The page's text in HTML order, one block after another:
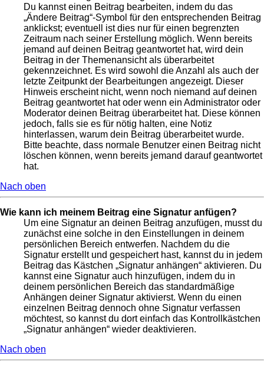
Du kannst einen Beitrag bearbeiten, indem du das
„Ändere Beitrag“-Symbol für den entsprechenden Beitrag
anklickst; eventuell ist dies nur für einen begrenzten
Zeitraum nach seiner Erstellung möglich. Wenn bereits
jemand auf deinen Beitrag geantwortet hat, wird dein
Beitrag in der Themenansicht als überarbeitet
gekennzeichnet. Es wird sowohl die Anzahl als auch der
letzte Zeitpunkt der Bearbeitungen angezeigt. Dieser
Hinweis erscheint nicht, wenn noch niemand auf deinen
Beitrag geantwortet hat oder wenn ein Administrator oder
Moderator deinen Beitrag überarbeitet hat. Diese können
jedoch, falls sie es für nötig halten, eine Notiz
hinterlassen, warum dein Beitrag überarbeitet wurde.
Bitte beachte, dass normale Benutzer einen Beitrag nicht
löschen können, wenn bereits jemand darauf geantwortet
hat.
Nach oben
Wie kann ich meinem Beitrag eine Signatur anfügen?
Um eine Signatur an deinen Beitrag anzufügen, musst du
zunächst eine solche in den Einstellungen in deinem
persönlichen Bereich entwerfen. Nachdem du die
Signatur erstellt und gespeichert hast, kannst du in jedem
Beitrag das Kästchen „Signatur anhängen“ aktivieren. Du
kannst eine Signatur auch hinzufügen, indem du in
deinem persönlichen Bereich das standardmäßige
Anhängen deiner Signatur aktivierst. Wenn du einen
einzelnen Beitrag dennoch ohne Signatur verfassen
möchtest, so kannst du dort einfach das Kontrollkästchen
„Signatur anhängen“ wieder deaktivieren.
Nach oben